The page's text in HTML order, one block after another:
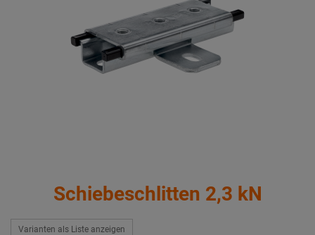
Schiebeschlitten 2,3 kN
Varianten als Liste anzeigen